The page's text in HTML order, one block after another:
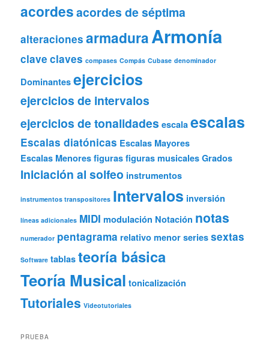
acordesacordes de séptima
alteraciones armaduraArmonía
clave claves compases Compás Cubase denominador
Dominantes ejercicios
ejercicios de intervalos
ejercicios de tonalidades escala escalas
Escalas diatónicas Escalas Mayores
Escalas Menores figuras figuras musicales Grados
Iniciación al solfeo instrumentos
instrumentos transpositores Intervalos inversión
líneas adicionales MIDI modulación Notación notas
numerador pentagrama relativo menor series sextas
Software tablas teoría básica
Teoría Musical tonicalización
Tutoriales Videotutoriales
PRUEBA